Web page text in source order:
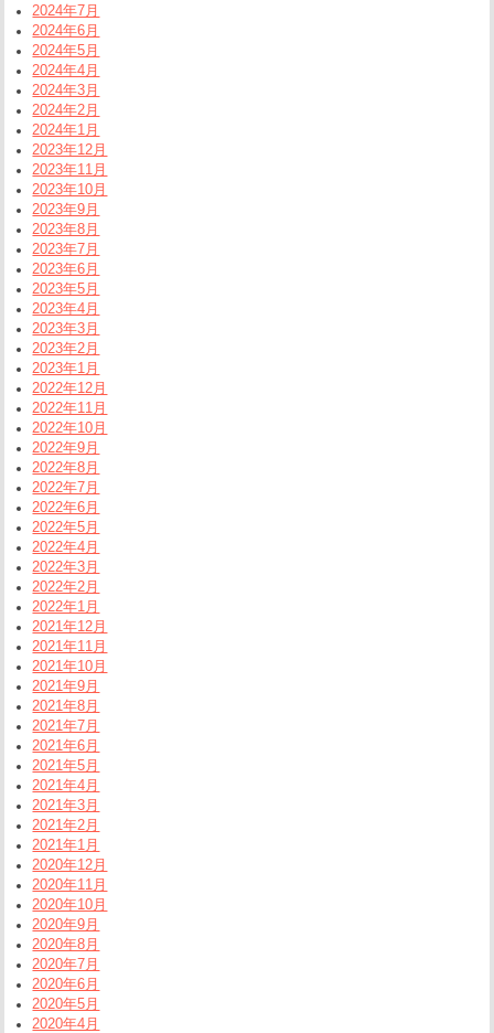
2024年7月
2024年6月
2024年5月
2024年4月
2024年3月
2024年2月
2024年1月
2023年12月
2023年11月
2023年10月
2023年9月
2023年8月
2023年7月
2023年6月
2023年5月
2023年4月
2023年3月
2023年2月
2023年1月
2022年12月
2022年11月
2022年10月
2022年9月
2022年8月
2022年7月
2022年6月
2022年5月
2022年4月
2022年3月
2022年2月
2022年1月
2021年12月
2021年11月
2021年10月
2021年9月
2021年8月
2021年7月
2021年6月
2021年5月
2021年4月
2021年3月
2021年2月
2021年1月
2020年12月
2020年11月
2020年10月
2020年9月
2020年8月
2020年7月
2020年6月
2020年5月
2020年4月